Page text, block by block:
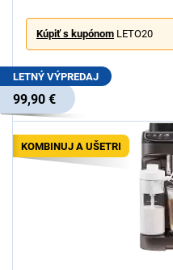
Kúpiť s kupónom LETO20
LETNÝ VÝPREDAJ
99,90 €
KOMBINUJ A UŠETRI